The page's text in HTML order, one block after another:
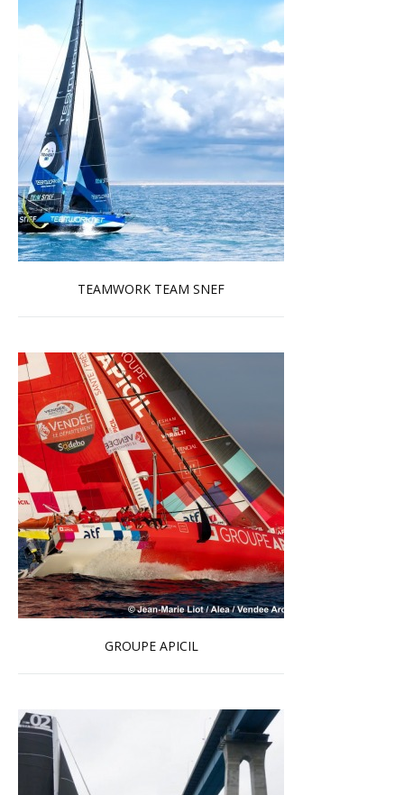
TEAMWORK TEAM SNEF
En savoir plus...
GROUPE APICIL
En savoir plus...